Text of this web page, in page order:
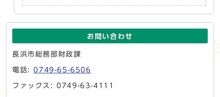
お問い合わせ
長浜市総務部財政課
電話:0749-65-6506
ファックス: 0749-63-4111